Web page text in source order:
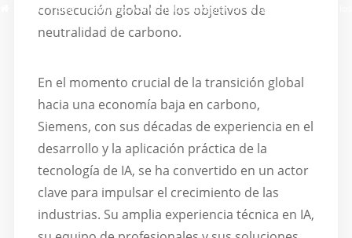
Hogar / Blog / Siemens: Acelerando la integración de la IA para superar los
dilemas de la transición hacia una economía baja en carbono
consecución global de los objetivos de
neutralidad de carbono.
En el momento crucial de la transición global
hacia una economía baja en carbono,
Siemens, con sus décadas de experiencia en el
desarrollo y la aplicación práctica de la
tecnología de IA, se ha convertido en un actor
clave para impulsar el crecimiento de las
industrias. Su amplia experiencia técnica en IA,